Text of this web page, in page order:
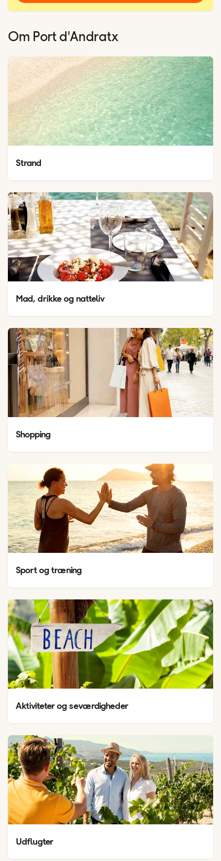
Om Port d'Andratx
Strand
Mad, drikke og natteliv
Shopping
Sport og træning
Aktiviteter og seværdigheder
Udflugter